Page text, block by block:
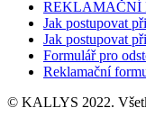
REKLAMAČNÍ
Jak postupovat
Jak postupovat
Formulář pro
Reklamační
© KALLYS 2022.